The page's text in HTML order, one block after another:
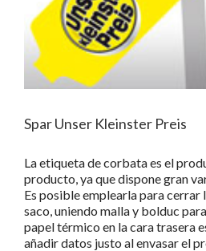
Spar Unser Kleinster Preis
La etiqueta de corbata es el
producto, ya que dispone gran
Es posible emplearla para cerrar
saco, uniendo malla y bolduc
papel térmico en la cara trasera
añadir datos justo al envasar el